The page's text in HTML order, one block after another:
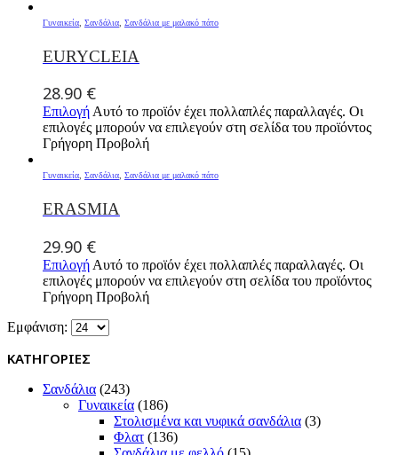
Γυναικεία Σανδάλια Σανδάλια με μαλακό πάτο
EURYCLEIA
28.90 €
Επιλογή Αυτό το προϊόν έχει πολλαπλές παραλλαγές. Οι
επιλογές μπορούν να επιλεγούν στη σελίδα του προϊόντος
Γρήγορη Προβολή
Γυναικεία, Σανδάλια, Σανδάλια με μαλακό πάτο
ERASMIA
29.90 €
Επιλογή Αυτό το προϊόν έχει πολλαπλές παραλλαγές. Οι
επιλογές μπορούν να επιλεγούν στη σελίδα του προϊόντος
Γρήγορη Προβολή
Εμφάνιση:
ΚΑΤΗΓΟΡΙΕΣ
Σανδάλια (243)
Γυναικεία (186)
Στολισμένα και νυφικά σανδάλια (3)
Φλατ (136)